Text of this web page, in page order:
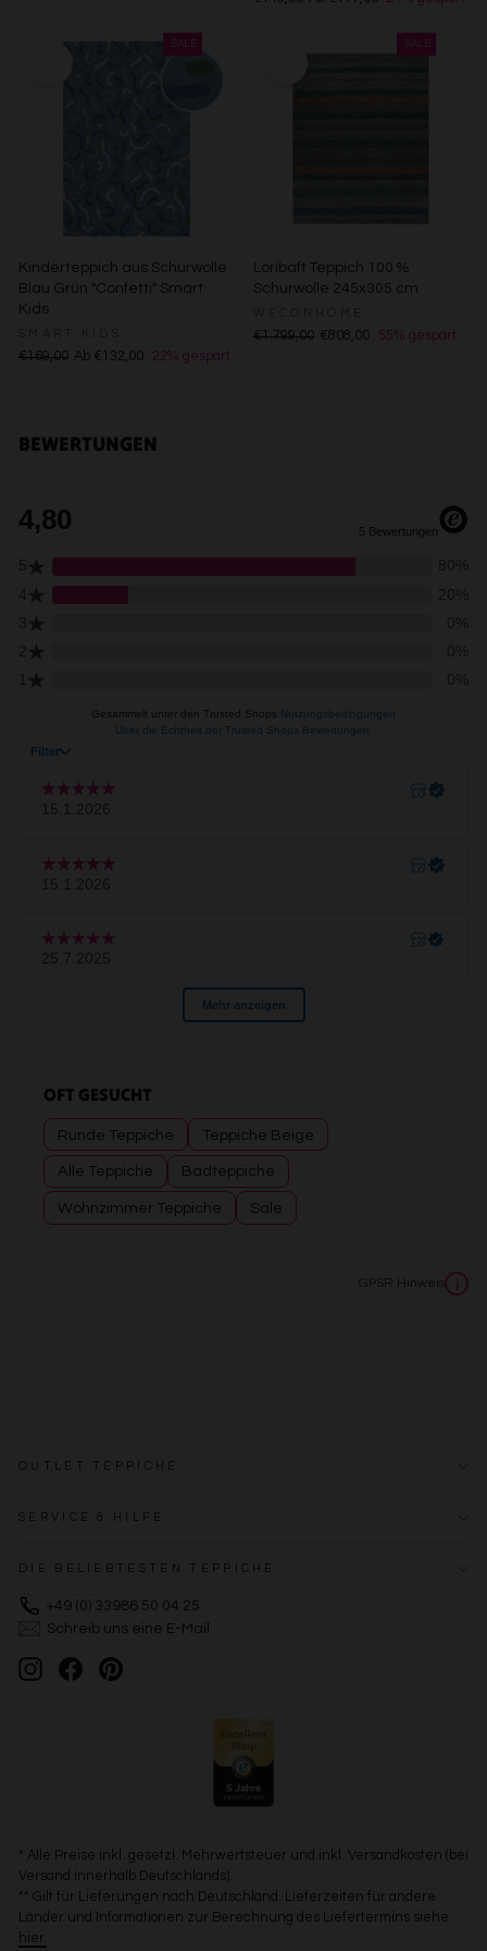
Kinderteppich aus Schurwolle
Blau Grün "Confetti" Smart
Kids
€169,00 Ab €132,00 22% gespart
Loribaft Teppich 100 %
Schurwolle 245x305 cm
€1.799,00 €808,00 55% gespart
BEWERTUNGEN
OFT GESUCHT
Runde Teppiche Teppiche Beige
Alle Teppiche Badteppiche
Wohnzimmer Teppiche Sale
GPSR Hinweis i
OUTLET TEPPICHE
SERVICE & HILFE
DIE BELIEBTESTEN TEPPICHE
+49 (0) 33986 50 04 25
Schreib uns eine E-Mail
InstagramFacebookPinterest
* Alle Preise inkl. gesetzl. Mehrwertsteuer und inkl. Versandkosten (bei
Versand innerhalb Deutschlands).
** Gilt für Lieferungen nach Deutschland. Lieferzeiten für andere
Länder und Informationen zur Berechnung des Liefertermins siehe
hier.
Verwendung reduzierter Daten zur Auswahl von
Werbeanzeigen
Entwicklung und Verbesserung der Angebote
Verwendung reduzierter Daten zur Auswahl von Inhalten
Verwendung genauer Standortdaten